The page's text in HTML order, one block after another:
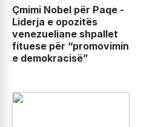
Çmimi Nobel për Paqe -
Liderja e opozitës
venezueliane shpallet
fituese për “promovimin
e demokracisë”